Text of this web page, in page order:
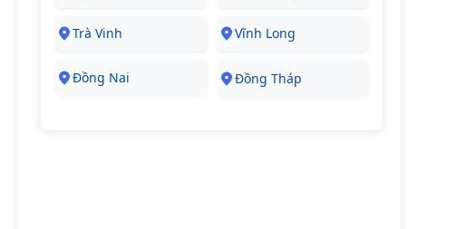
Trà Vinh Vĩnh Long
Đồng Nai Đồng Tháp